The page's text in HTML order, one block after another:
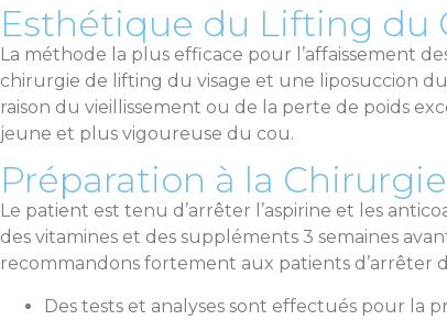
Esthétique du Lifting du
La méthode la plus efficace pour l’affaissement
chirurgie de lifting du visage et une liposuccion
raison du vieillissement ou de la perte de poids
jeune et plus vigoureuse du cou.
Préparation à la Chirurgie
Le patient est tenu d’arrêter l’aspirine et les
des vitamines et des suppléments 3 semaines
recommandons fortement aux patients d’arrêter
Des tests et analyses sont effectués pour la